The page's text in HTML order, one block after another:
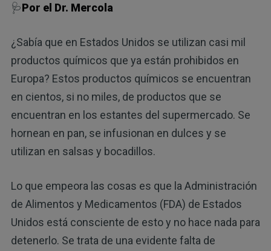
🩺Por el Dr. Mercola
¿Sabía que en Estados Unidos se utilizan casi mil
productos químicos que ya están prohibidos en
Europa? Estos productos químicos se encuentran
en cientos, si no miles, de productos que se
encuentran en los estantes del supermercado. Se
hornean en pan, se infusionan en dulces y se
utilizan en salsas y bocadillos.
Lo que empeora las cosas es que la Administración
de Alimentos y Medicamentos (FDA) de Estados
Unidos está consciente de esto y no hace nada para
detenerlo. Se trata de una evidente falta de